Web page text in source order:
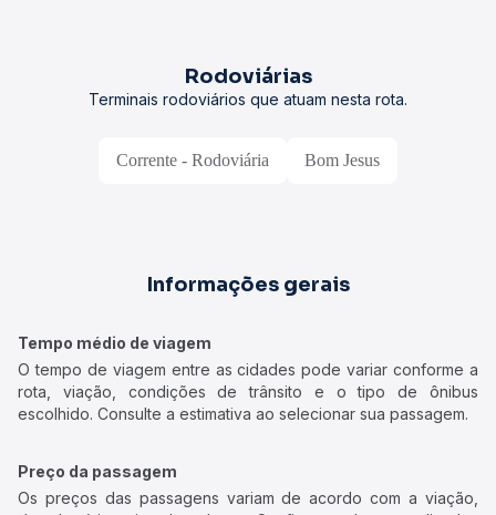
Rodoviárias
Terminais rodoviários que atuam nesta rota.
Corrente - Rodoviária Bom Jesus
Informações gerais
Tempo médio de viagem
O tempo de viagem entre as cidades pode variar conforme a
rota, viação, condições de trânsito e o tipo de ônibus
escolhido. Consulte a estimativa ao selecionar sua passagem.
Preço da passagem
Os preços das passagens variam de acordo com a viação,